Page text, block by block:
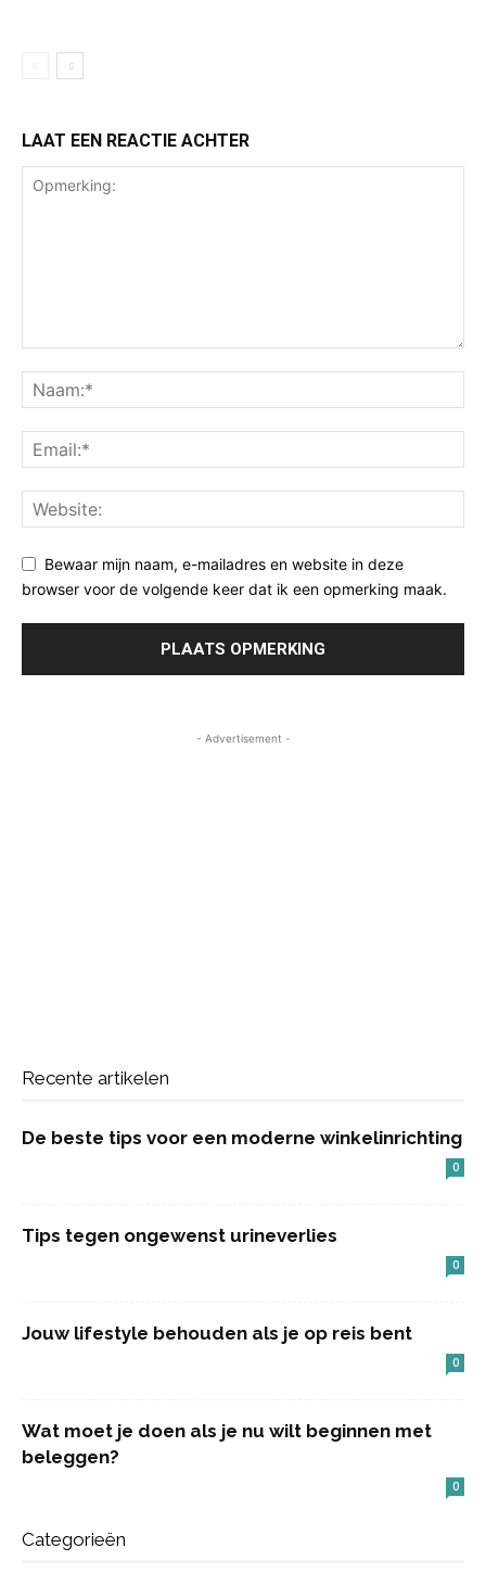
LAAT EEN REACTIE ACHTER
Bewaar mijn naam, e-mailadres en website in deze
browser voor de volgende keer dat ik een opmerking maak.
- Advertisement -
Recente artikelen
De beste tips voor een moderne winkelinrichting
0
Tips tegen ongewenst urineverlies
0
Jouw lifestyle behouden als je op reis bent
0
Wat moet je doen als je nu wilt beginnen met
beleggen?
0
Categorieën